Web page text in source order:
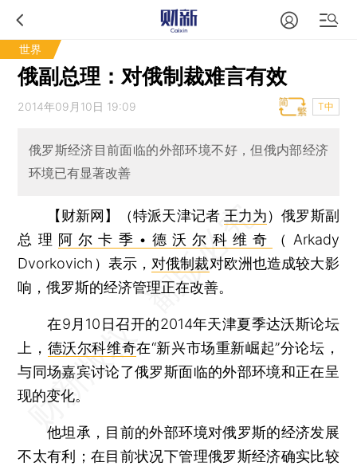
世界
俄副总理：对俄制裁难言有效
2014年09月10日 19:09 T中
俄罗斯经济目前面临的外部环境不好，但俄内部经济
环境已有显著改善
【财新网】（特派天津记者 王力为）俄罗斯副
总理 阿尔卡季•德沃尔科维奇
（Arkady
Dvorkovich）表示， 对俄制裁对欧洲也造成较大影
响，俄罗斯的经济管理正在改善。
在9月10日召开的2014年天津夏季达沃斯论坛
上， 德沃尔科维奇在“新兴市场重新崛起”分论坛，
与同场嘉宾讨论了俄罗斯面临的外部环境和正在呈
现的变化。
他坦承，目前的外部环境对俄罗斯的经济发展
不太有利；在目前状况下管理俄罗斯经济确实比较